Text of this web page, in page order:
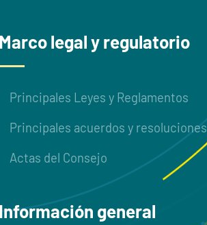
legal y regulatorio
Principales Leyes y Reglamentos
Principales acuerdos y resoluciones
Actas del Consejo
general